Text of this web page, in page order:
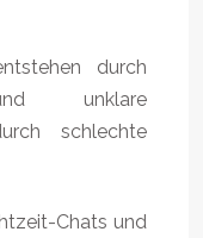
durch
unklare
schlechte
Chats und